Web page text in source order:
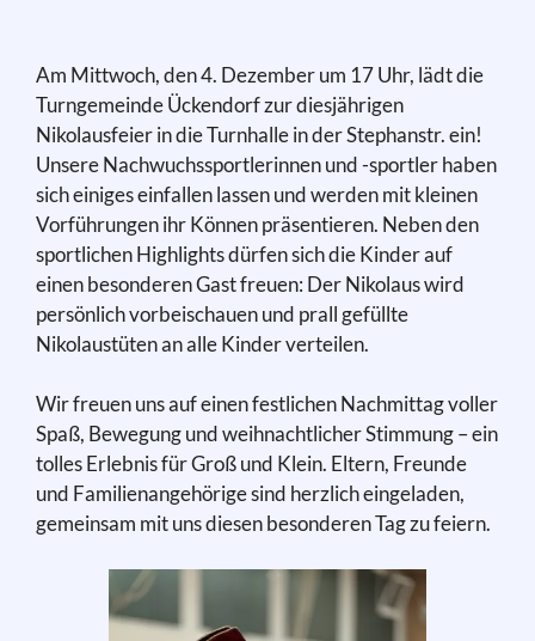
Am Mittwoch, den 4. Dezember um 17 Uhr, lädt die
Turngemeinde Ückendorf zur diesjährigen
Nikolausfeier in die Turnhalle in der Stephanstr. ein!
Unsere Nachwuchssportlerinnen und -sportler haben
sich einiges einfallen lassen und werden mit kleinen
Vorführungen ihr Können präsentieren. Neben den
sportlichen Highlights dürfen sich die Kinder auf
einen besonderen Gast freuen: Der Nikolaus wird
persönlich vorbeischauen und prall gefüllte
Nikolaustüten an alle Kinder verteilen.
Wir freuen uns auf einen festlichen Nachmittag voller
Spaß, Bewegung und weihnachtlicher Stimmung – ein
tolles Erlebnis für Groß und Klein. Eltern, Freunde
und Familienangehörige sind herzlich eingeladen,
gemeinsam mit uns diesen besonderen Tag zu feiern.